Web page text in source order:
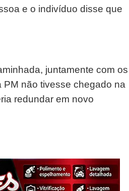
e o indivíduo disse que
juntamente com os
não tivesse chegado na
redundar em novo